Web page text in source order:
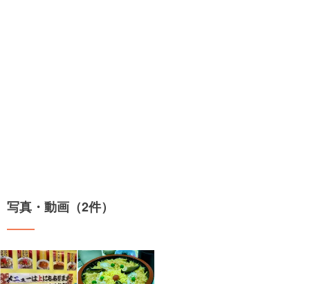
写真・動画（2件）